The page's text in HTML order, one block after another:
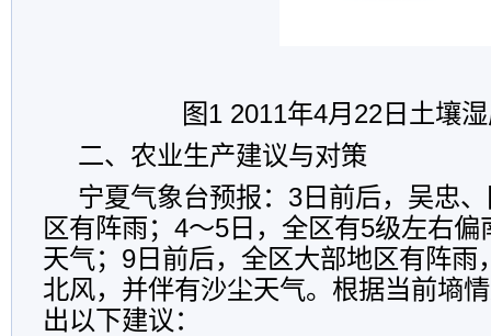
图1 2011年4月22日土
二、农业生产建议与对策
宁夏气象台预报：3日前后，吴忠
区有阵雨；4～5日，全区有5级左右
天气；9日前后，全区大部地区有阵雨
北风，并伴有沙尘天气。根据当前墒
出以下建议：